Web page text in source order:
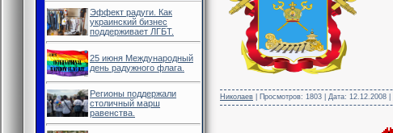
Эффект радуги. Как
украинский бизнес
поддерживает ЛГБТ.
25 июня Международный
день радужного флага.
Регионы поддержали
столичный марш
равенства.
Николаев | Просмотров: 1803 | Дата: 12.12.2008